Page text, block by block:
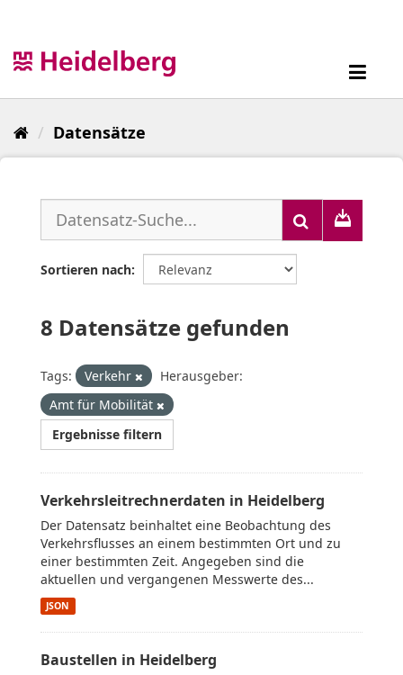
Datensätze
Sortieren nach
8 Datensätze gefunden
Tags: Verkehr
Herausgeber:
Amt für Mobilität
Ergebnisse filtern
Verkehrsleitrechnerdaten in Heidelberg
Der Datensatz beinhaltet eine Beobachtung des
Verkehrsflusses an einem bestimmten Ort und zu
einer bestimmten Zeit. Angegeben sind die
aktuellen und vergangenen Messwerte des...
JSON
Baustellen in Heidelberg